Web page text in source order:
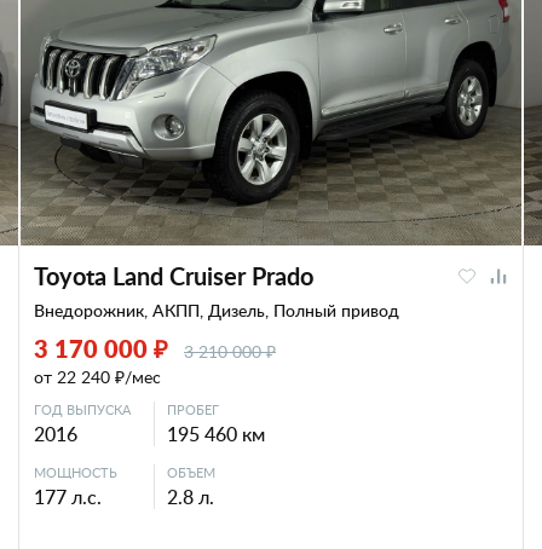
Toyota Land Cruiser Prado
Внедорожник, АКПП, Дизель, Полный привод
3 170 000 ₽
3 210 000 ₽
от 22 240 ₽/мес
ГОД ВЫПУСКА
2016
ПРОБЕГ
195 460 км
МОЩНОСТЬ
177 л.с.
ОБЪЕМ
2.8 л.